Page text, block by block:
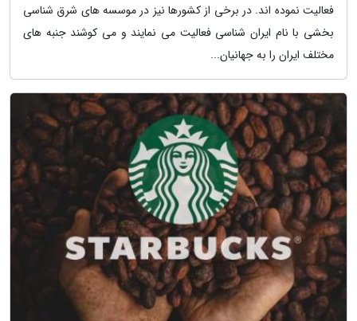
فعالیت نموده اند. در برخی از کشورها نیز در موسسه های شرق شناسی
بخشی با نام ایران شناسی فعالیت می نمایند و می کوشند جنبه های
مختلف ایران را به جهانیان...